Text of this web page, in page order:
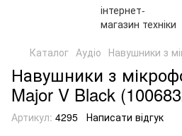
Каталог Аудіо Навушники з
Навушники з
Major V Black
Артикул: 4295 Написати відгук